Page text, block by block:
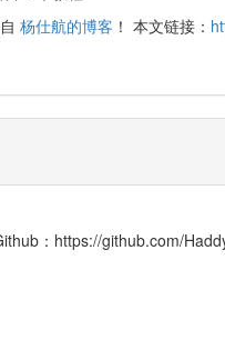
杨仕航的博客 ！ 本文链接：
：⁣https://github.com/